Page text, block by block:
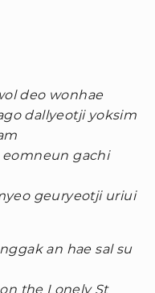
deo wonhae
dallyeotji yoksim
gachi
geuryeotji uriui
an hae sal su
the Lonely St